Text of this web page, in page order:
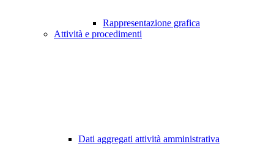
Rappresentazione grafica
Attività e procedimenti
Dati aggregati attività amministrativa